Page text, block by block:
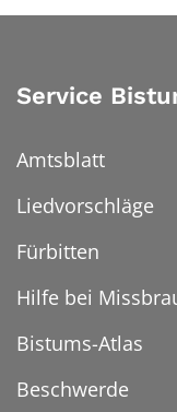
Service
Amtsblatt
Liedvorschläge
Fürbitten
Hilfe bei
Bistums-Atlas
Beschwerde